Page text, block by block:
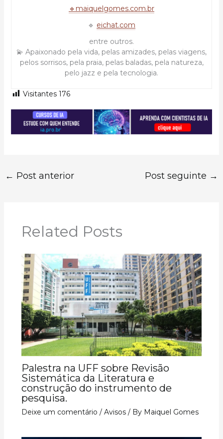
🔹maiquelgomes.com.br
🔹 eichat.com
entre outros.
💫 Apaixonado pela vida, pelas amizades, pelas viagens,
pelos sorrisos, pela praia, pelas baladas, pela natureza,
pelo jazz e pela tecnologia.
Visitantes 176
← Post anterior Post seguinte →
Related Posts
Palestra na UFF sobre Revisão
Sistemática da Literatura e
construção do instrumento de
pesquisa.
Deixe um comentário / Avisos/ By Maiquel Gomes